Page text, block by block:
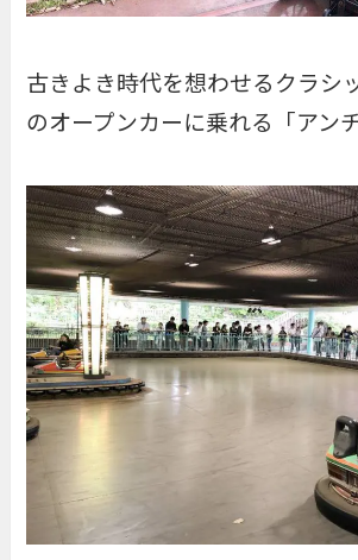
古きよき時代を想わせるクラシ
のオープンカーに乗れる「アン